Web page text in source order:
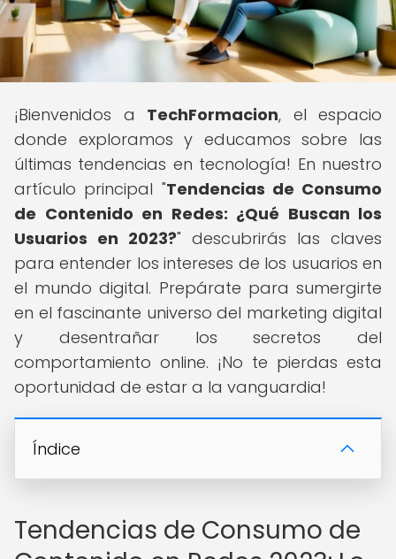
¡Bienvenidos a TechFormacion, el espacio
donde exploramos y educamos sobre las
últimas tendencias en tecnología! En nuestro
artículo principal "Tendencias de Consumo
de Contenido en Redes: ¿Qué Buscan los
Usuarios en 2023?" descubrirás las claves
para entender los intereses de los usuarios en
el mundo digital. Prepárate para sumergirte
en el fascinante universo del marketing digital
y desentrañar los secretos del
comportamiento online. ¡No te pierdas esta
oportunidad de estar a la vanguardia!
Índice
Tendencias de Consumo de